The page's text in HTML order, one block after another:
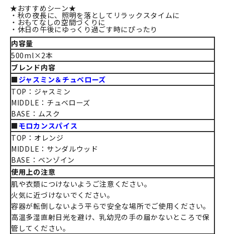
★おすすめシーン★
・秋の夜長に、照明を落としてリラックスタイムに
・おもてなしの空間づくりに
・休日の午後にゆっくり過ごす時にぴったり
内容量
500ml×2本
ブレンド内容
■ジャスミン＆チュベローズ
TOP：ジャスミン
MIDDLE：チュベローズ
BASE：ムスク
■モロカンスパイス
TOP：オレンジ
MIDDLE：サンダルウッド
BASE：ベンゾイン
使用上の注意
肌や衣類につけないようご注意ください。
火気に近づけないでください。
容器が転倒しないよう平らで安全な場所でご使用ください。
高温多湿直射日光を避け、乳幼児の手の届かないところで保
管してください。